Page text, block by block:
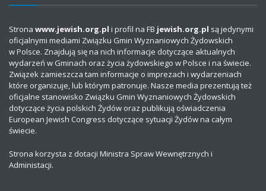
Strona www.jewish.org.pl i profil na FB jewish.org.pl są jedynymi
oficjalnymi mediami Związku Gmin Wyznaniowych Żydowskich
w Polsce. Znajdują się na nich informacje dotyczące aktualnych
wydarzeń w Gminach oraz życia żydowskiego w Polsce i na świecie.
Związek zamieszcza tam informacje o imprezach i wydarzeniach
które organizuje, lub którym patronuje. Nasze media prezentują też
oficjalne stanowisko Związku Gmin Wyznaniowych Żydowskich
dotyczące życia polskich Żydów oraz publikują oświadczenia
European Jewish Congress dotyczące sytuacji Żydów na całym
świecie.
Strona korzysta z dotacji Ministra Spraw Wewnętrznych i
Administacji.